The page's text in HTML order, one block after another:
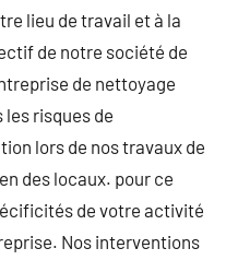
lieu de travail et à la
de notre société de
de nettoyage
risques de
lors de nos travaux de
des locaux. pour ce
de votre activité
Nos interventions